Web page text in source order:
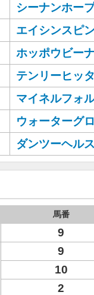
シーナンホー
エイシンスピ
ホッポウビー
テンリーヒッ
マイネルフォ
ウォーターグ
ダンツーヘルス
馬番
9
9
10
2